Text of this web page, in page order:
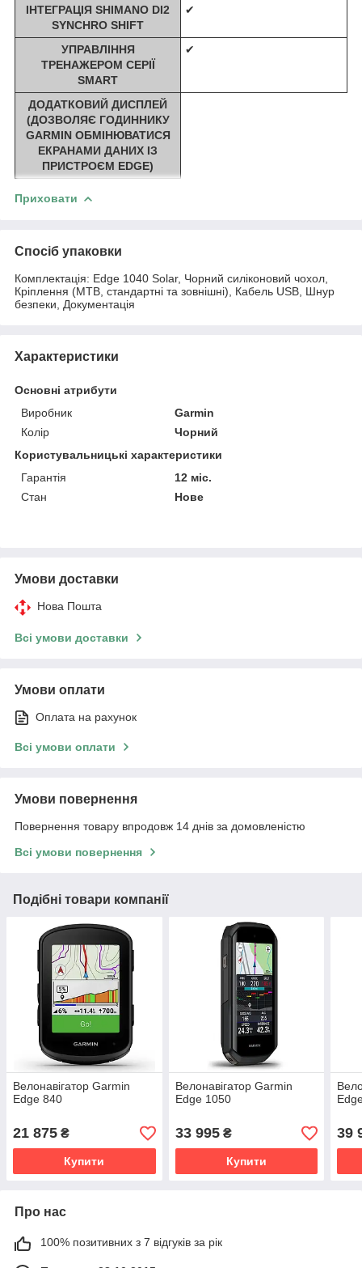
ІНТЕГРАЦІЯ SHIMANO DI2
SYNCHRO SHIFT
✔
УПРАВЛІННЯ
ТРЕНАЖЕРОМ СЕРІЇ
SMART
✔
ДОДАТКОВИЙ ДИСПЛЕЙ
(ДОЗВОЛЯЄ ГОДИННИКУ
GARMIN ОБМІНЮВАТИСЯ
ЕКРАНАМИ ДАНИХ ІЗ
ПРИСТРОЄМ EDGE)
Приховати
Спосіб упаковки
Комплектація: Edge 1040 Solar, Чорний силіконовий чохол,
Кріплення (MTB, стандартні та зовнішні), Кабель USB, Шнур
безпеки, Документація
Характеристики
Основні атрибути
Виробник
Garmin
Колір
Чорний
Користувальницькі характеристики
Гарантія
12 міс.
Стан
Нове
Умови доставки
Нова Пошта
Всі умови доставки
Умови оплати
Оплата на рахунок
Всі умови оплати
Умови повернення
Повернення товару впродовж 14 днів за домовленістю
Всі умови повернення
Подібні товари компанії
Велонавігатор Garmin
Edge 840
21 875 ₴
Купити
Велонавігатор Garmin
Edge 1050
33 995₴
Купити
39
Про нас
100% позитивних з 7 відгуків за рік